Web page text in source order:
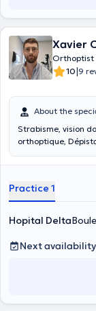
Xavier
Orthoptist
10|9
About the
Strabisme, vision
orthoptique,
Practice 1
Hopital Delta
Next availability